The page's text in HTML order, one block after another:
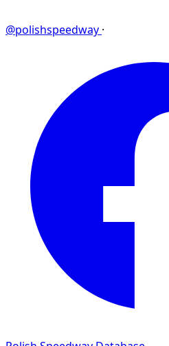
@polishspeedway ·